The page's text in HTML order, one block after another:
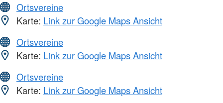
Ortsvereine
Karte: Link zur Google Maps Ansicht
Ortsvereine
Karte: Link zur Google Maps Ansicht
Ortsvereine
Karte: Link zur Google Maps Ansicht